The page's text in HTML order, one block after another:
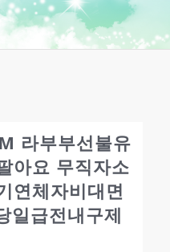
라부부선불유
아요 무직자소
연체자비대면
일급전내구제